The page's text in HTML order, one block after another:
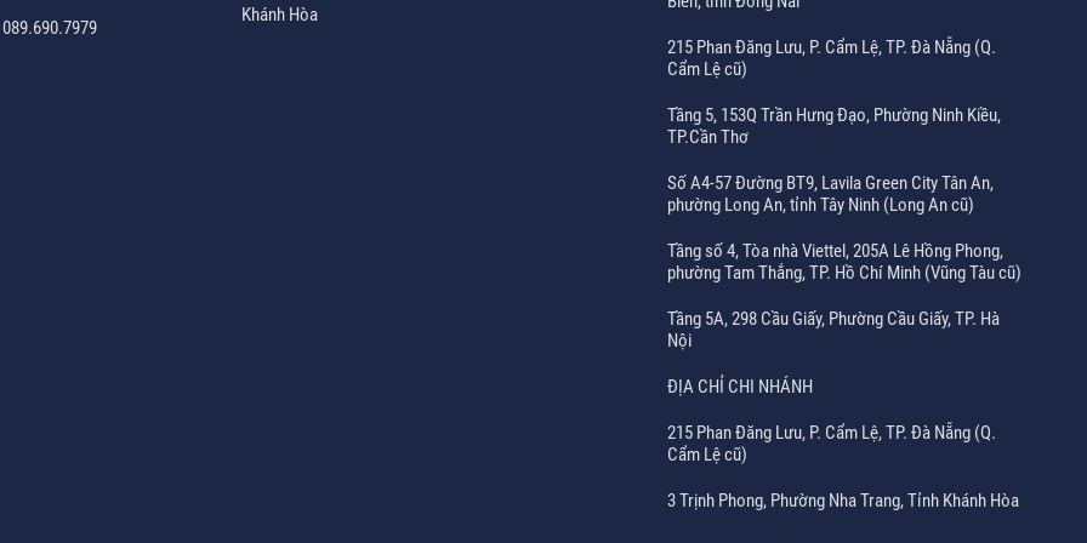
089.690.7979
Khánh Hòa
215 Phan Đăng Lưu, P. Cẩm Lệ, TP. Đà Nẵng (Q.
Cẩm Lệ cũ)
Tầng 5, 153Q Trần Hưng Đạo, Phường Ninh Kiều,
TP.Cần Thơ
Số A4-57 Đường BT9, Lavila Green City Tân An,
phường Long An, tỉnh Tây Ninh (Long An cũ)
Tầng số 4, Tòa nhà Viettel, 205A Lê Hồng Phong,
phường Tam Thắng, TP. Hồ Chí Minh (Vũng Tàu cũ)
Tầng 5A, 298 Cầu Giấy, Phường Cầu Giấy, TP. Hà
Nội
ĐỊA CHỈ CHI NHÁNH
215 Phan Đăng Lưu, P. Cẩm Lệ, TP. Đà Nẵng (Q.
Cẩm Lệ cũ)
3 Trịnh Phong, Phường Nha Trang, Tỉnh Khánh Hòa